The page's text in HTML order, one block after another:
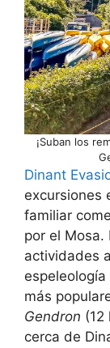
¡Suban los
Dinant
excursiones
familiar
por el Mosa.
actividades
más
Gendron
cerca de